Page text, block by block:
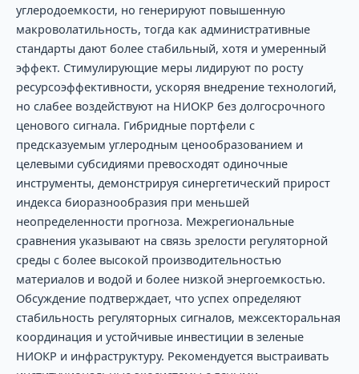
углеродоемкости, но генерируют повышенную
макроволатильность, тогда как административные
стандарты дают более стабильный, хотя и умеренный
эффект. Стимулирующие меры лидируют по росту
ресурсоэффективности, ускоряя внедрение технологий,
но слабее воздействуют на НИОКР без долгосрочного
ценового сигнала. Гибридные портфели с
предсказуемым углеродным ценообразованием и
целевыми субсидиями превосходят одиночные
инструменты, демонстрируя синергетический прирост
индекса биоразнообразия при меньшей
неопределенности прогноза. Межрегиональные
сравнения указывают на связь зрелости регуляторной
среды с более высокой производительностью
материалов и водой и более низкой энергоемкостью.
Обсуждение подтверждает, что успех определяют
стабильность регуляторных сигналов, межсекторальная
координация и устойчивые инвестиции в зеленые
НИОКР и инфраструктуру. Рекомендуется выстраивать